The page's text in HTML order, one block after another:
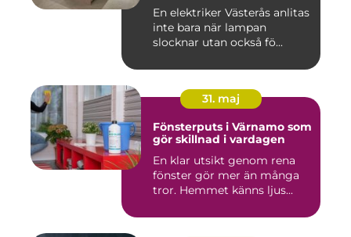
En elektriker Västerås anlitas
inte bara när lampan
slocknar utan också fö...
31. maj
Fönsterputs i Värnamo som
gör skillnad i vardagen
En klar utsikt genom rena
fönster gör mer än många
tror. Hemmet känns ljus...